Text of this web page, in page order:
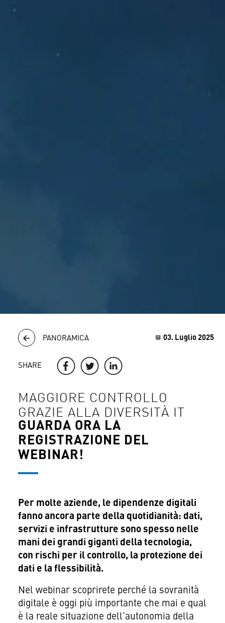
PANORAMICA
SHARE
03. Luglio 2025
MAGGIORE CONTROLLO
GRAZIE ALLA DIVERSITÀ IT
GUARDA ORA LA
REGISTRAZIONE DEL
WEBINAR!
Per molte aziende, le dipendenze digitali
fanno ancora parte della quotidianità: dati,
servizi e infrastrutture sono spesso nelle
mani dei grandi giganti della tecnologia,
con rischi per il controllo, la protezione dei
dati e la flessibilità.
Nel webinar scoprirete perché la sovranità
digitale è oggi più importante che mai e qual
è la reale situazione dell'autonomia della